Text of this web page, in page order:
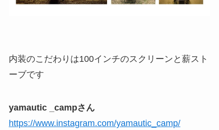
内装のこだわりは100インチのスクリーンと薪スト
ーブです
yamautic _campさん
https://www.instagram.com/yamautic_camp/